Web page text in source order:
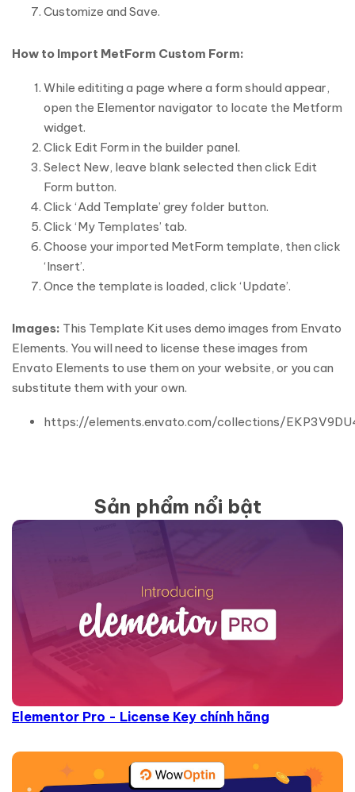
Customize and Save.
How to Import MetForm Custom Form:
While edititing a page where a form should appear,
open the Elementor navigator to locate the Metform
widget.
Click Edit Form in the builder panel.
Select New, leave blank selected then click Edit
Form button.
Click ‘Add Template’ grey folder button.
Click ‘My Templates’ tab.
Choose your imported MetForm template, then click
‘Insert’.
Once the template is loaded, click ‘Update’.
Images: This Template Kit uses demo images from Envato
Elements. You will need to license these images from
Envato Elements to use them on your website, or you can
substitute them with your own.
https://elements.envato.com/collections/
Sản phẩm nổi bật
Elementor Pro - License Key chính hãng